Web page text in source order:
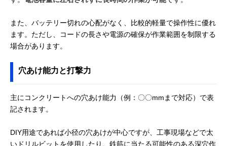
また、バッテリー切れの心配がなく、比較的軽量で操作性に優れ
ます。ただし、コードの長さや電源の確保が作業範囲を制限する
場合があります。
穴あけ能力と打撃力
主にコンクリートへの穴あけ能力（例：〇〇mmまで対応）で表
記されます。
DIY用途であれば小径の穴あけが中心ですが、工事現場などで太
いドリルビットを使用したり、鉄筋に当たる可能性のある深穴作